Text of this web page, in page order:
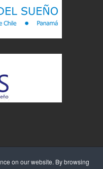
on our website. By browsing